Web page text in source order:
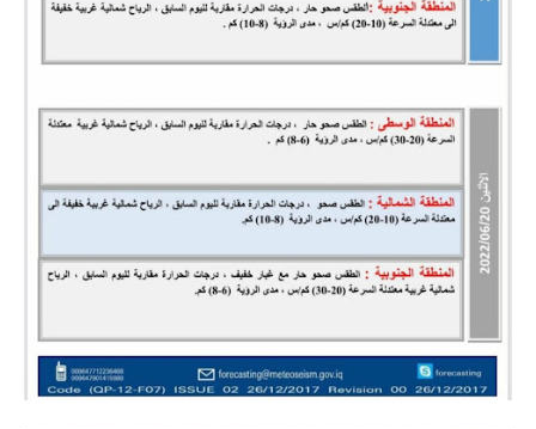
المرحلة الابتدائية
المرحلة المتوسطة
مواضيع انشاء